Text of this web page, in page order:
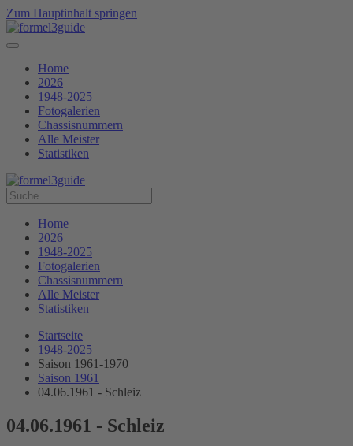
Zum Hauptinhalt springen
Home
2026
1948-2025
Fotogalerien
Chassisnummern
Alle Meister
Statistiken
Home
2026
1948-2025
Fotogalerien
Chassisnummern
Alle Meister
Statistiken
Startseite
1948-2025
Saison 1961-1970
Saison 1961
04.06.1961 - Schleiz
04.06.1961 - Schleiz